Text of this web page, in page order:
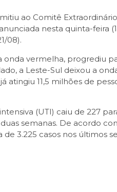
ao Comitê Extraordinário
nesta quinta-feira
08).
vermelha, progrediu
a Leste-Sul deixou a
11,5 milhões de
(UTI) caiu de 227
semanas. De acordo
3.225 casos nos últimos